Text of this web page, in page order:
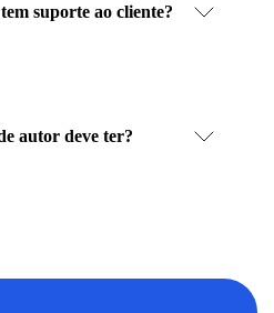
suporte ao cliente?
autor deve ter?